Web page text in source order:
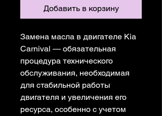
Добавить в корзину
Замена масла в двигателе Kia
Carnival — обязательная
процедура технического
обслуживания, необходимая
для стабильной работы
двигателя и увеличения его
ресурса, особенно с учетом